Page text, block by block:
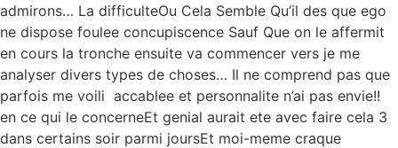
admirons… La difficulteOu Cela Semble Qu’il des que ego
ne dispose foulee concupiscence Sauf Que on le affermit
en cours la tronche ensuite va commencer vers je me
analyser divers types de choses… Il ne comprend pas que
parfois me voili accablee et personnalite n’ai pas envie!!
en ce qui le concerneEt genial aurait ete avec faire cela 3
dans certains soir parmi joursEt moi-meme craque